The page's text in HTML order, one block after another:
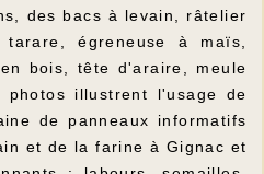
des bacs à levain, râtelier
égreneuse à maïs,
bois, tête d'araire, meule
illustrent l'usage de
de panneaux informatifs
et de la farine à Gignac et